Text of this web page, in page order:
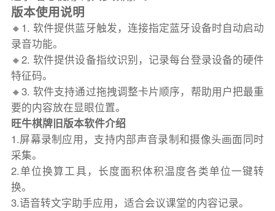
版本使用说明
🔸1. 软件提供蓝牙触发，连接指定蓝牙设备时自动启动
录音功能。
🔸2. 软件提供设备指纹识别，记录每台登录设备的硬件
特征码。
🔸3. 软件支持通过拖拽调整卡片顺序，帮助用户把最重
要的内容放在显眼位置。
旺牛棋牌旧版本软件介绍
1.屏幕录制应用，支持内部声音录制和摄像头画面同时
采集。
2.单位换算工具，长度面积体积温度各类单位一键转
换。
3.语音转文字助手应用，适合会议课堂的内容记录。